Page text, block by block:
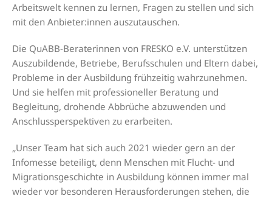
Arbeitswelt kennen zu lernen, Fragen zu stellen und sich
mit den Anbieter:innen auszutauschen.
Die QuABB-Beraterinnen von FRESKO e.V. unterstützen
Auszubildende, Betriebe, Berufsschulen und Eltern dabei,
Probleme in der Ausbildung frühzeitig wahrzunehmen.
Und sie helfen mit professioneller Beratung und
Begleitung, drohende Abbrüche abzuwenden und
Anschlussperspektiven zu erarbeiten.
„Unser Team hat sich auch 2021 wieder gern an der
Infomesse beteiligt, denn Menschen mit Flucht- und
Migrationsgeschichte in Ausbildung können immer mal
wieder vor besonderen Herausforderungen stehen, die